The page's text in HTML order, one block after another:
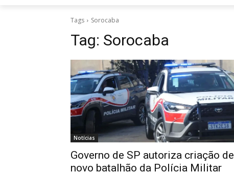
Tags Sorocaba
Tag: Sorocaba
Notícias
Governo de SP autoriza criação de
novo batalhão da Polícia Militar